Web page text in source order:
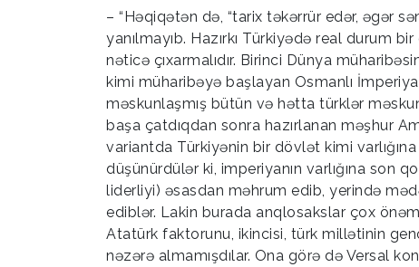
– “Həqiqətən də, “tarix təkərrür edər, əgər
yanılmayıb. Hazırkı Türkiyədə real durum
nəticə çıxarmalıdır. Birinci Dünya
kimi müharibəyə başlayan Osmanlı
məskunlaşmış bütün və hətta türklər
başa çatdıqdan sonra hazırlanan məşhur
variantda Türkiyənin bir dövlət kimi
düşünürdülər ki, imperiyanın varlığına son
liderliyi) əsasdan məhrum edib, yerində
ediblər. Lakin burada anqlosakslar çox
Atatürk faktorunu, ikincisi, türk millətinin
nəzərə almamışdılar. Ona görə də Versal